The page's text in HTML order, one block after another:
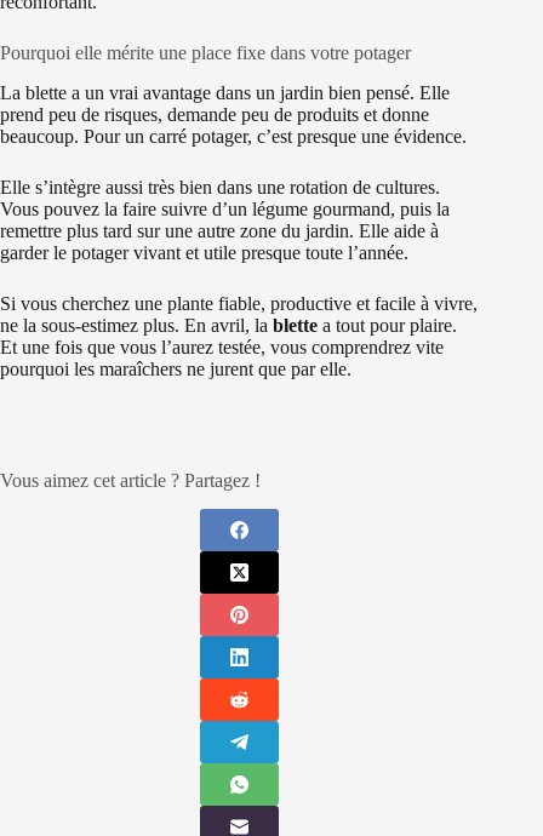
Pourquoi elle mérite une place fixe dans votre potager
La blette a un vrai avantage dans un jardin bien pensé. Elle
prend peu de risques, demande peu de produits et donne
beaucoup. Pour un carré potager, c’est presque une évidence.
Elle s’intègre aussi très bien dans une rotation de cultures.
Vous pouvez la faire suivre d’un légume gourmand, puis la
remettre plus tard sur une autre zone du jardin. Elle aide à
garder le potager vivant et utile presque toute l’année.
Si vous cherchez une plante fiable, productive et facile à vivre,
ne la sous-estimez plus. En avril, la blette a tout pour plaire.
Et une fois que vous l’aurez testée, vous comprendrez vite
pourquoi les maraîchers ne jurent que par elle.
Vous aimez cet article ? Partagez !